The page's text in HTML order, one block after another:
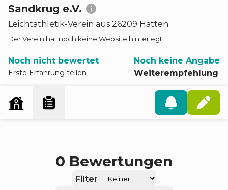
Sandkrug e.V.
Leichtathletik-Verein aus 26209 Hatten
Der Verein hat noch keine Website hinterlegt.
Noch nicht bewertet
Erste Erfahrung teilen
Noch keine Angabe
Weiterempfehlung
0 Bewertungen
Filter